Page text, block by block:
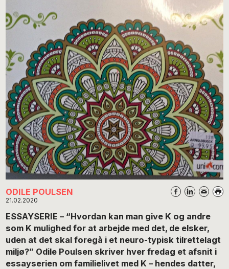
ODILE POULSEN
21.02.2020
ESSAYSERIE – “Hvordan kan man give K og andre
som K mulighed for at arbejde med det, de elsker,
uden at det skal foregå i et neuro-typisk tilrettelagt
miljø?” Odile Poulsen skriver hver fredag et afsnit i
essayserien om familielivet med K – hendes datter,